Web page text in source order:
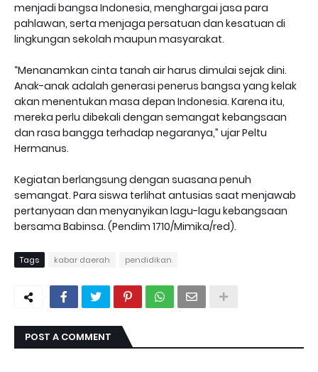
menjadi bangsa Indonesia, menghargai jasa para
pahlawan, serta menjaga persatuan dan kesatuan di
lingkungan sekolah maupun masyarakat.
“Menanamkan cinta tanah air harus dimulai sejak dini.
Anak-anak adalah generasi penerus bangsa yang kelak
akan menentukan masa depan Indonesia. Karena itu,
mereka perlu dibekali dengan semangat kebangsaan
dan rasa bangga terhadap negaranya,” ujar Peltu
Hermanus.
Kegiatan berlangsung dengan suasana penuh
semangat. Para siswa terlihat antusias saat menjawab
pertanyaan dan menyanyikan lagu-lagu kebangsaan
bersama Babinsa. (Pendim 1710/Mimika/red).
Tags kabar daerah pendidikan
POST A COMMENT